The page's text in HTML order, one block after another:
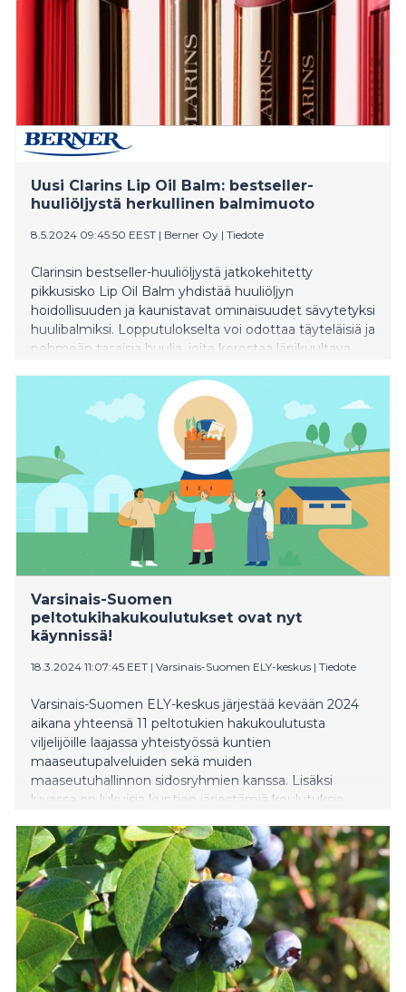
Uusi Clarins Lip Oil Balm: bestseller-
huuliöljystä herkullinen balmimuoto
8.5.2024 09:45:50 EEST | Berner Oy | Tiedote
Clarinsin bestseller-huuliöljystä jatkokehitetty
pikkusisko Lip Oil Balm yhdistää huuliöljyn
hoidollisuuden ja kaunistavat ominaisuudet sävytetyksi
huulibalmiksi. Lopputulokselta voi odottaa täyteläisiä ja
pehmeän tasaisia huulia, joita korostaa läpikuultava
Varsinais-Suomen
peltotukihakukoulutukset ovat nyt
käynnissä!
18.3.2024 11:07:45 EET | Varsinais-Suomen ELY-keskus | Tiedote
Varsinais-Suomen ELY-keskus järjestää kevään 2024
aikana yhteensä 11 peltotukien hakukoulutusta
viljelijöille laajassa yhteistyössä kuntien
maaseutupalveluiden sekä muiden
maaseutuhallinnon sidosryhmien kanssa. Lisäksi
luvassa on lukuisia kuntien järjestämiä koulutuksia.